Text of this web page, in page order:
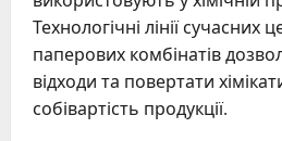
Технологічні лінії сучасних
паперових комбінатів
відходи та повертати
собівартість продукції.